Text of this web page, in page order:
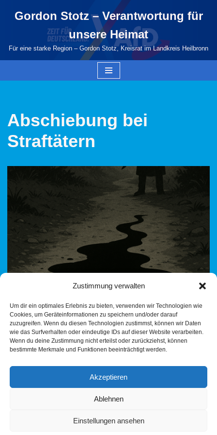
Zustimmung verwalten
Um dir ein optimales Erlebnis zu bieten, verwenden wir Technologien wie
Cookies, um Geräteinformationen zu speichern und/oder darauf
zuzugreifen. Wenn du diesen Technologien zustimmst, können wir Daten
wie das Surfverhalten oder eindeutige IDs auf dieser Website verarbeiten.
Wenn du deine Zustimmung nicht erteilst oder zurückziehst, können
bestimmte Merkmale und Funktionen beeinträchtigt werden.
Akzeptieren
Ablehnen
Einstellungen ansehen
springen
Gordon Stotz – Verantwortung für
unsere Heimat
Für eine starke Region – Gordon Stotz, Kreisrat im Landkreis Heilbronn
Abschiebung bei
Straftätern
Der Fall Hochdorf: Wenn Schutz zur Gefahr wird Ein Jogger
stirbt. Völlig unvermittelt. Getötet von einem jungen Mann aus
Afghanistan, der laut Gericht in einem…Weiterlesen »